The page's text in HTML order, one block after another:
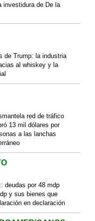
investidura de De la
de Trump: la industria
al whiskey y la
red de tráfico
13 mil dólares por
a las lanchas
deudas por 48 mdp
y sus bienes que
en declaración